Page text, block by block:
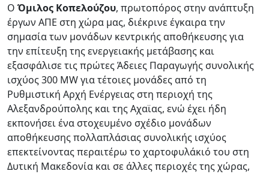
Ο Όμιλος Κοπελούζου, πρωτοπόρος στην ανάπτυξη
έργων ΑΠΕ στη χώρα μας, διέκρινε έγκαιρα την
σημασία των μονάδων κεντρικής αποθήκευσης για
την επίτευξη της ενεργειακής μετάβασης και
εξασφάλισε τις πρώτες Άδειες Παραγωγής συνολικής
ισχύος 300 MW για τέτοιες μονάδες από τη
Ρυθμιστική Αρχή Ενέργειας στη περιοχή της
Αλεξανδρούπολης και της Αχαϊας, ενώ έχει ήδη
εκπονήσει ένα στοχευμένο σχέδιο μονάδων
αποθήκευσης πολλαπλάσιας συνολικής ισχύος
επεκτείνοντας περαιτέρω το χαρτοφυλάκιό του στη
Δυτική Μακεδονία και σε άλλες περιοχές της χώρας,